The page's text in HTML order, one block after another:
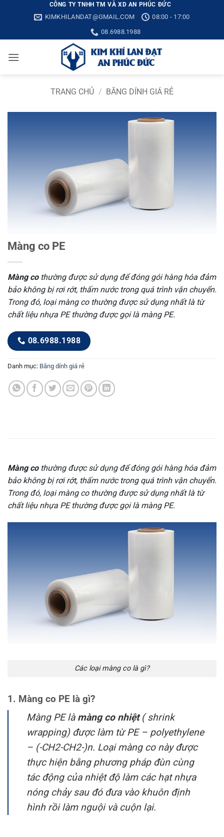
CÔNG TY TNHH TM VÀ XD AN PHÚC ĐỨC
KIMKHILANDAT@GMAIL.COM
08:00 - 17:00
08.6988.1988
TRANG CHỦ / BĂNG DÍNH GIÁ RẺ
Màng co PE
Màng cothường được sử dụng để đóng gói hàng hóa đảm
bảo không bị rơi rớt, thấm nước trong quá trình vận chuyển.
Trong đó, loại màng co thường được sử dụng nhất là từ
chất liệu nhựa PE thường được gọi là màng PE.
08.6988.1988
Danh mục: Băng dính giá rẻ
Màng cothường được sử dụng để đóng gói hàng hóa đảm
bảo không bị rơi rớt, thấm nước trong quá trình vận chuyển.
Trong đó, loại màng co thường được sử dụng nhất là từ
chất liệu nhựa PE thường được gọi là màng PE.
Các loại màng co là gì?
1. Màng co PE là gì?
Màng PE là màng co nhiệt( shrink
wrapping) được làm từ PE – polyethylene
– (-CH2-CH2-)n. Loại màng co này được
thực hiện bằng phương pháp đùn cùng
tác động của nhiệt độ làm các hạt nhựa
nóng chảy sau đó đưa vào khuôn định
hình rồi làm nguội và cuộn lại.